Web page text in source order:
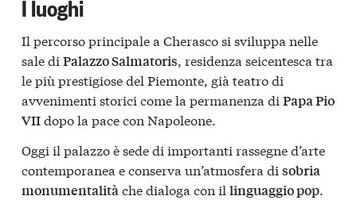
Il percorso principale a Cherasco si sviluppa nelle
sale di Palazzo Salmatoris, residenza seicentesca tra
le più prestigiose del Piemonte, già teatro di
avvenimenti storici come la permanenza di Papa Pio
VIIdopo la pace con Napoleone.
Oggi il palazzo è sede di importanti rassegne d’arte
contemporanea e conserva un’atmosfera di sobria
monumentalità che dialoga con il linguaggio pop